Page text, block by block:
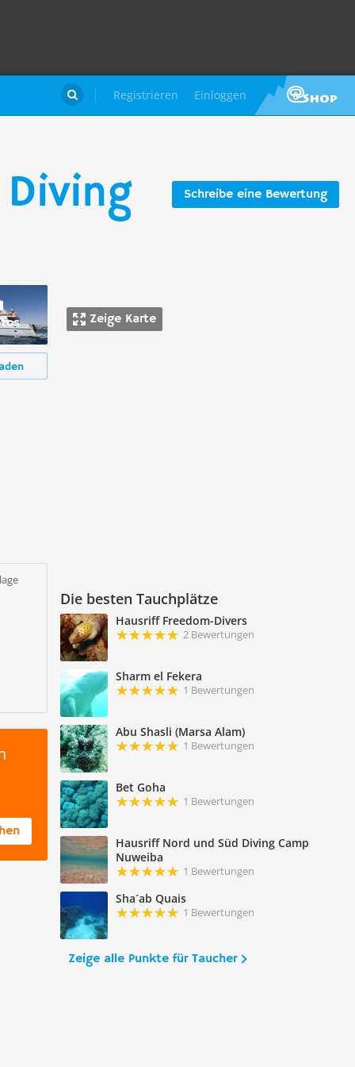
Registrieren Einloggen

Schreibe eine Bewertung
Zeige Karte
Die besten Tauchplätze
Hausriff Freedom-Divers
2 Bewertungen
Sharm el Fekera
1 Bewertungen
Abu Shasli (Marsa Alam)
1 Bewertungen
Bet Goha
1 Bewertungen
Hausriff Nord und Süd Diving Camp
Nuweiba
1 Bewertungen
Sha´ab Quais
1 Bewertungen
Zeige alle Punkte für Taucher